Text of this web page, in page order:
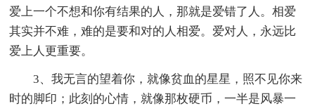
爱上一个不想和你有结果的人，那就是爱错了人。相爱
其实并不难，难的是要和对的人相爱。爱对人，永远比
爱上人更重要。
3、我无言的望着你，就像贫血的星星，照不见你来
时的脚印；此刻的心情，就像那枚硬币，一半是风暴一